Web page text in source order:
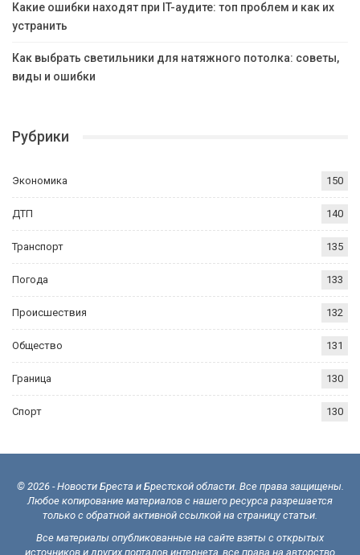
Какие ошибки находят при IT-аудите: топ проблем и как их
устранить
Как выбрать светильники для натяжного потолка: советы,
виды и ошибки
Рубрики
Экономика 150
ДТП 140
Транспорт 135
Погода 133
Происшествия 132
Общество 131
Граница 130
Спорт 130
© 2026 - Новости Бреста и Брестской области. Все права защищены.
Любое копирование материалов с нашего ресурса разрешается
только с обратной активной ссылкой на страницу статьи.
Все материалы опубликованные на сайте взяты с открытых
источников и других порталов интернета, все права на авторство